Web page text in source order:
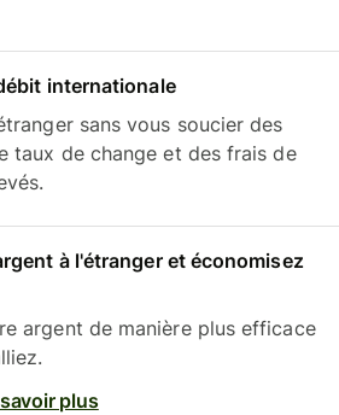
internationale
sans vous soucier des
taux de change et des frais de
à l'étranger et économisez
argent de manière plus efficace
plus